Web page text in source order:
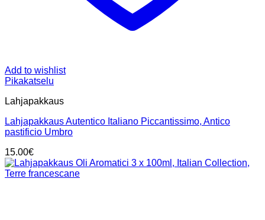
Add to wishlist
Pikakatselu
Lahjapakkaus
Lahjapakkaus Autentico Italiano Piccantissimo, Antico
pastificio Umbro
15.00€